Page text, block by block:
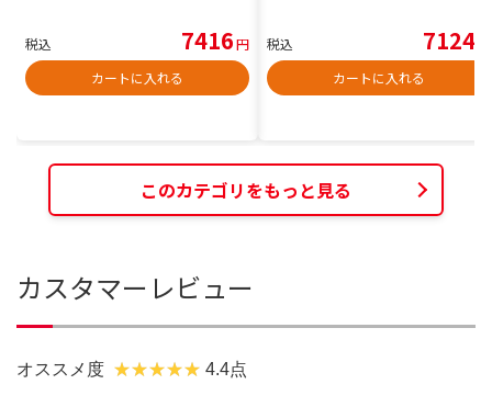
税込 7416円
カートに入れる
税込 7124
カートに入れる
このカテゴリをもっと見る
カスタマーレビュー
オススメ度 4.4点